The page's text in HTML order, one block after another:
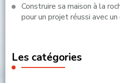
Construire sa maison à la
pour un projet réussi avec
Les catégories